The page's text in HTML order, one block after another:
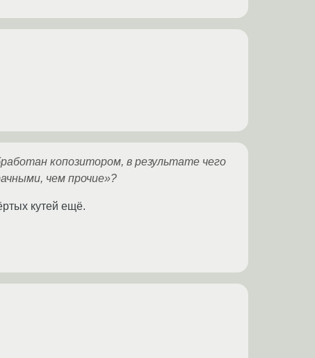
копозитором, в результате чего
чем прочие»?
кутей ещё.